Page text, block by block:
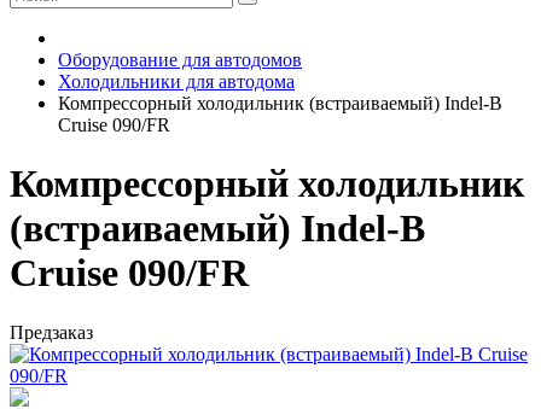
Оборудование для автодомов
Холодильники для автодома
Компрессорный холодильник (встраиваемый) Indel-B
Cruise 090/FR
Компрессорный холодильник
(встраиваемый) Indel-B
Cruise 090/FR
Предзаказ